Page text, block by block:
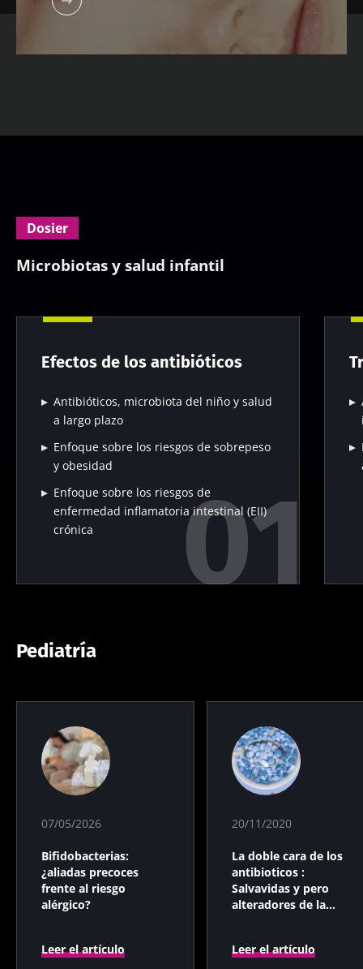
Dosier
Microbiotas y salud infantil
Efectos de los antibióticos
Antibióticos, microbiota del niño y salud
a largo plazo
Enfoque sobre los riesgos de sobrepeso
y obesidad
Enfoque sobre los riesgos de
enfermedad inflamatoria intestinal (EII)
crónica
Pediatría
07/05/2026
Bifidobacterias:
¿aliadas precoces
frente al riesgo
alérgico?
Leer el artículo
20/11/2020
La doble cara de los
antibioticos :
Salvavidas y pero
alteradores de la
Leer el artículo